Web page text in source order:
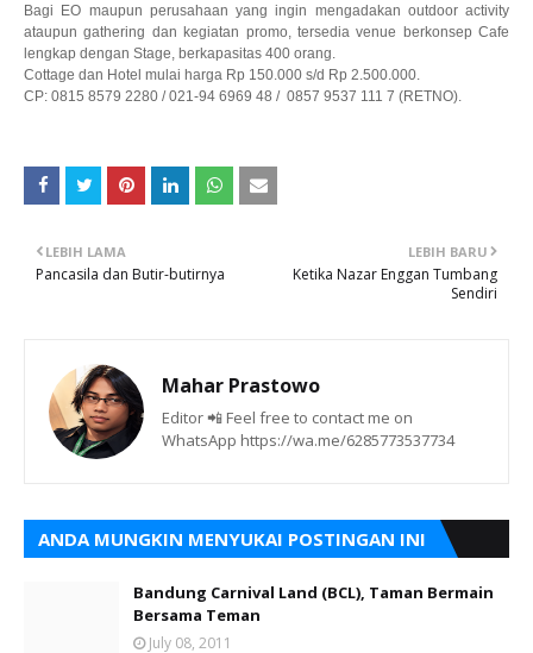
Bagi EO maupun perusahaan yang ingin mengadakan outdoor activity
ataupun gathering dan kegiatan promo, tersedia venue berkonsep Cafe
lengkap dengan Stage, berkapasitas 400 orang.
Cottage dan Hotel mulai harga Rp 150.000 s/d Rp 2.500.000.
CP: 0815 8579 2280 / 021-94 6969 48 / 0857 9537 111 7 (RETNO).
LEBIH BARU
Ketika Nazar Enggan Tumbang
Sendiri
LEBIH LAMA
Pancasila dan Butir-butirnya
Mahar Prastowo
Editor 📲 Feel free to contact me on
WhatsApp https://wa.me/6285773537734
ANDA MUNGKIN MENYUKAI POSTINGAN INI
Bandung Carnival Land (BCL), Taman Bermain
Bersama Teman
July 08, 2011